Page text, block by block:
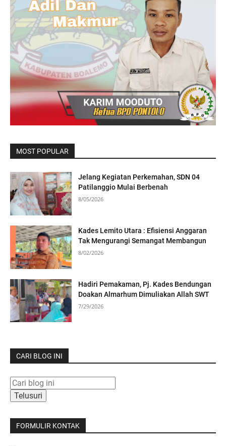
MOST POPULAR
Jelang Kegiatan Perkemahan, SDN 04
Patilanggio Mulai Berbenah
8/05/2026
Kades Lemito Utara : Efisiensi Anggaran
Tak Mengurangi Semangat Membangun
8/02/2026
Hadiri Pemakaman, Pj. Kades Bendungan
Doakan Almarhum Dimuliakan Allah SWT
7/29/2026
CARI BLOG INI
FORMULIR KONTAK